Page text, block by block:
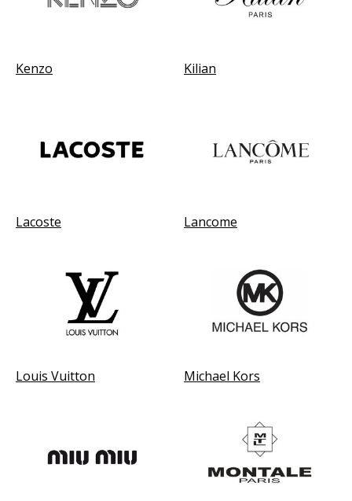
Kenzo Kilian
Lacoste Lancome
Louis Vuitton Michael Kors